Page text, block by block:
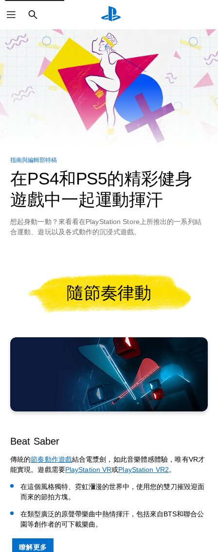
搜
尋
指南與編輯部特稿
在PS4和PS5的精彩健身
遊戲中一起運動揮汗
想起身動一動？來看看在PlayStation Store上所推出的一系列結
合運動、遊玩以及各式動作的沉浸式遊戲。
隨節奏律動
Beat Saber
傳統的節奏動作遊戲結合電漿劍，如此音樂體感體驗，唯有VR才
能實現。遊戲需要PlayStation VR或PlayStation VR2。
在這個風格獨特、霓虹瀰漫的世界中，使用您的雙刀摧毀迎面
而來的節拍方塊。
在類型廣泛的原聲帶樂曲中熱情揮汗，包括來自BTS和聯合公
園等創作者的可下載樂曲。
瞭解更多